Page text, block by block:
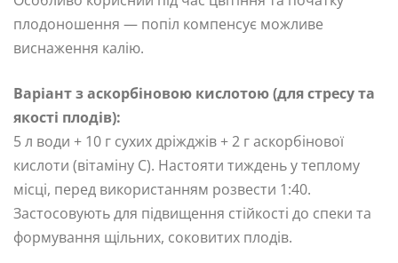
плодоношення — попіл компенсує можливе
виснаження калію.
Варіант з аскорбіновою кислотою (для стресу та
якості плодів):
5 л води + 10 г сухих дріжджів + 2 г аскорбінової
кислоти (вітаміну C). Настояти тиждень у теплому
місці, перед використанням розвести 1:40.
Застосовують для підвищення стійкості до спеки та
формування щільних, соковитих плодів.